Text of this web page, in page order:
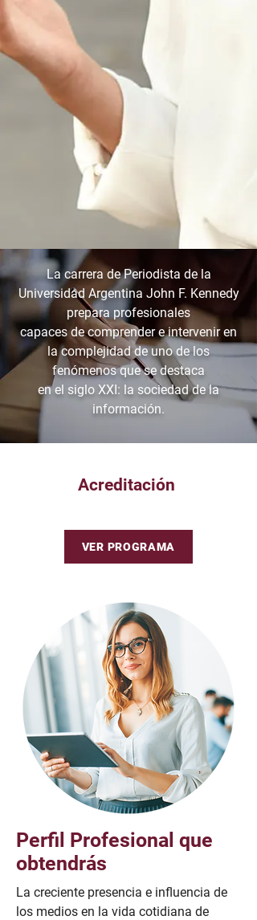
La carrera de Periodista de la
Universidad Argentina John F. Kennedy
prepara profesionales
capaces de comprender e intervenir en
la complejidad de uno de los
fenómenos que se destaca
en el siglo XXI: la sociedad de la
información.
Acreditación
VER PROGRAMA
Perfil Profesional que
obtendrás
La creciente presencia e influencia de
los medios en la vida cotidiana de